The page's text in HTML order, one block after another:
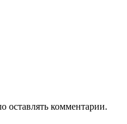
оставлять комментарии.